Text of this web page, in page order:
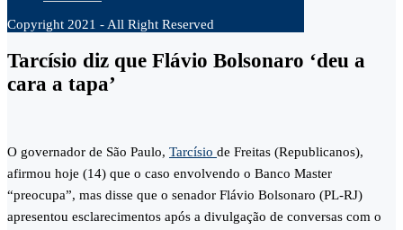
Copyright 2021 - All Right Reserved
Tarcísio diz que Flávio Bolsonaro ‘deu a
cara a tapa’
O governador de São Paulo, Tarcísio de Freitas (Republicanos),
afirmou hoje (14) que o caso envolvendo o Banco Master
“preocupa”, mas disse que o senador Flávio Bolsonaro (PL-RJ)
apresentou esclarecimentos após a divulgação de conversas com o